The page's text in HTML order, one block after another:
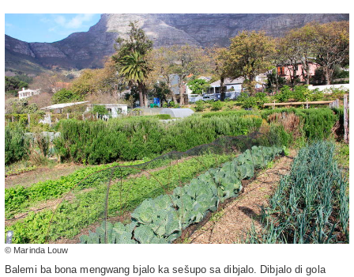
© Marinda Louw
Balemi ba bona mengwang bjalo ka sešupo sa dibjalo. Dibjalo di gola